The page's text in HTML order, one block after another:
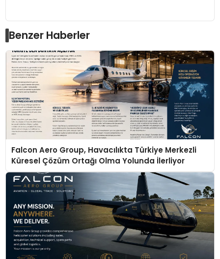
Benzer Haberler
Falcon Aero Group, Havacılıkta Türkiye Merkezli
Küresel Çözüm Ortağı Olma Yolunda İlerliyor